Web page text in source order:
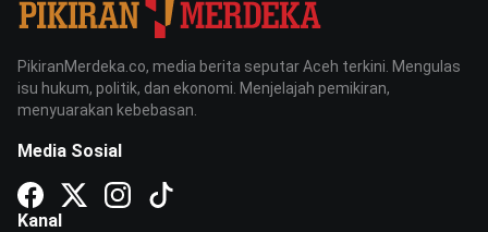
PikiranMerdeka.co, media berita seputar Aceh terkini. Mengulas
isu hukum, politik, dan ekonomi. Menjelajah pemikiran,
menyuarakan kebebasan.
Media Sosial
Kanal